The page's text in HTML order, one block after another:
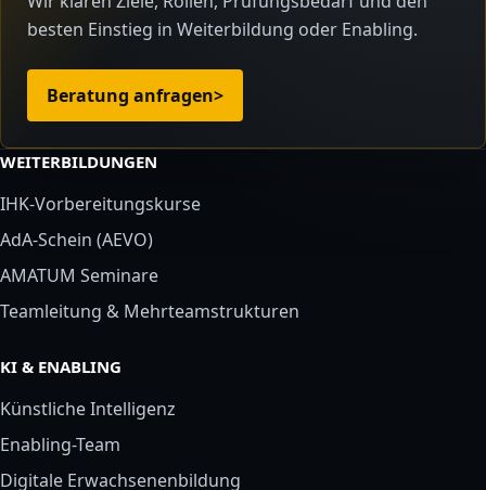
besten Einstieg in Weiterbildung oder Enabling.
Beratung anfragen>
WEITERBILDUNGEN
IHK-Vorbereitungskurse
AdA-Schein (AEVO)
AMATUM Seminare
Teamleitung & Mehrteamstrukturen
KI & ENABLING
Künstliche Intelligenz
Enabling-Team
Digitale Erwachsenenbildung